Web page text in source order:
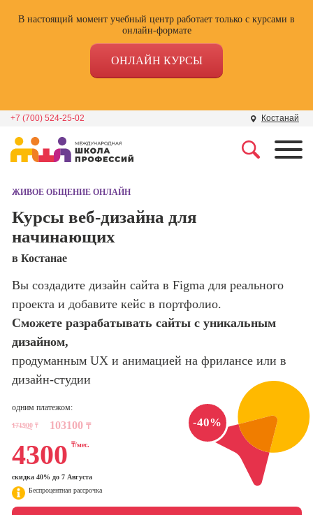
В настоящий момент учебный центр работает только с курсами в
онлайн-формате
ОНЛАЙН КУРСЫ
+7 (700) 524-25-02 Костанай
Школа дизайна
Школа нейросетей и
Школа психологии
Школа актерского
мастерства
управления
Фотошкола
Школа медиа
сайтов)
Интернет-
Профессия
маркетингу в
социальных
сетях (SMM-
менеджер)
Профессия
Специалист по
таргетингу
ЖИВОЕ ОБЩЕНИЕ ОНЛАЙН
Курсы веб-дизайна для
начинающих
в Костанае
Вы создадите дизайн сайта в Figma для реального
проекта и добавите кейс в портфолио.
Сможете разрабатывать сайты с уникальным
дизайном,
продуманным UX и анимацией на фрилансе или в
дизайн-студии
-40%
одним платежом:
171900 ₸ 103100 ₸
4300 ₸/мес.
скидка 40% до 7 Августа
Беспроцентная рассрочка